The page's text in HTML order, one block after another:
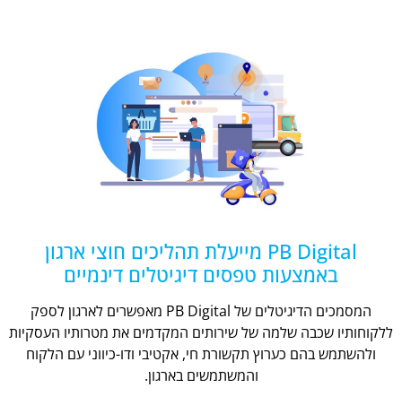
PB Digital מייעלת תהליכים חוצי ארגון
באמצעות טפסים דיגיטלים דינמיים
המסמכים הדיגיטלים של PB Digital מאפשרים לארגון לספק
ללקוחותיו שכבה שלמה של שירותים המקדמים את מטרותיו העסקיות
ולהשתמש בהם כערוץ תקשורת חי, אקטיבי ודו-כיווני עם הלקוח
והמשתמשים בארגון.